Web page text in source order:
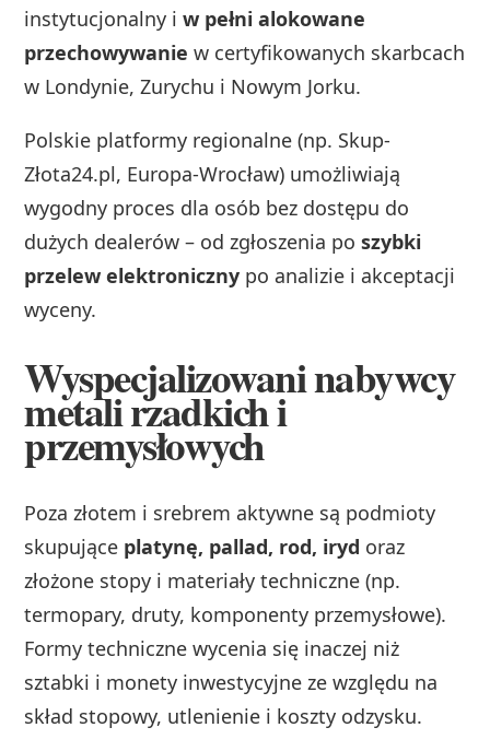
instytucjonalny iw pełni alokowane
przechowywanie w certyfikowanych skarbcach
w Londynie, Zurychu i Nowym Jorku.
Polskie platformy regionalne (np. Skup-
Złota24.pl, Europa-Wrocław) umożliwiają
wygodny proces dla osób bez dostępu do
dużych dealerów – od zgłoszenia poszybki
przelew elektroniczny po analizie i akceptacji
wyceny.
Wyspecjalizowani nabywcy
metali rzadkich i
przemysłowych
Poza złotem i srebrem aktywne są podmioty
skupujące platynę, pallad, rod, iryd oraz
złożone stopy i materiały techniczne (np.
termopary, druty, komponenty przemysłowe).
Formy techniczne wycenia się inaczej niż
sztabki i monety inwestycyjne ze względu na
skład stopowy, utlenienie i koszty odzysku.